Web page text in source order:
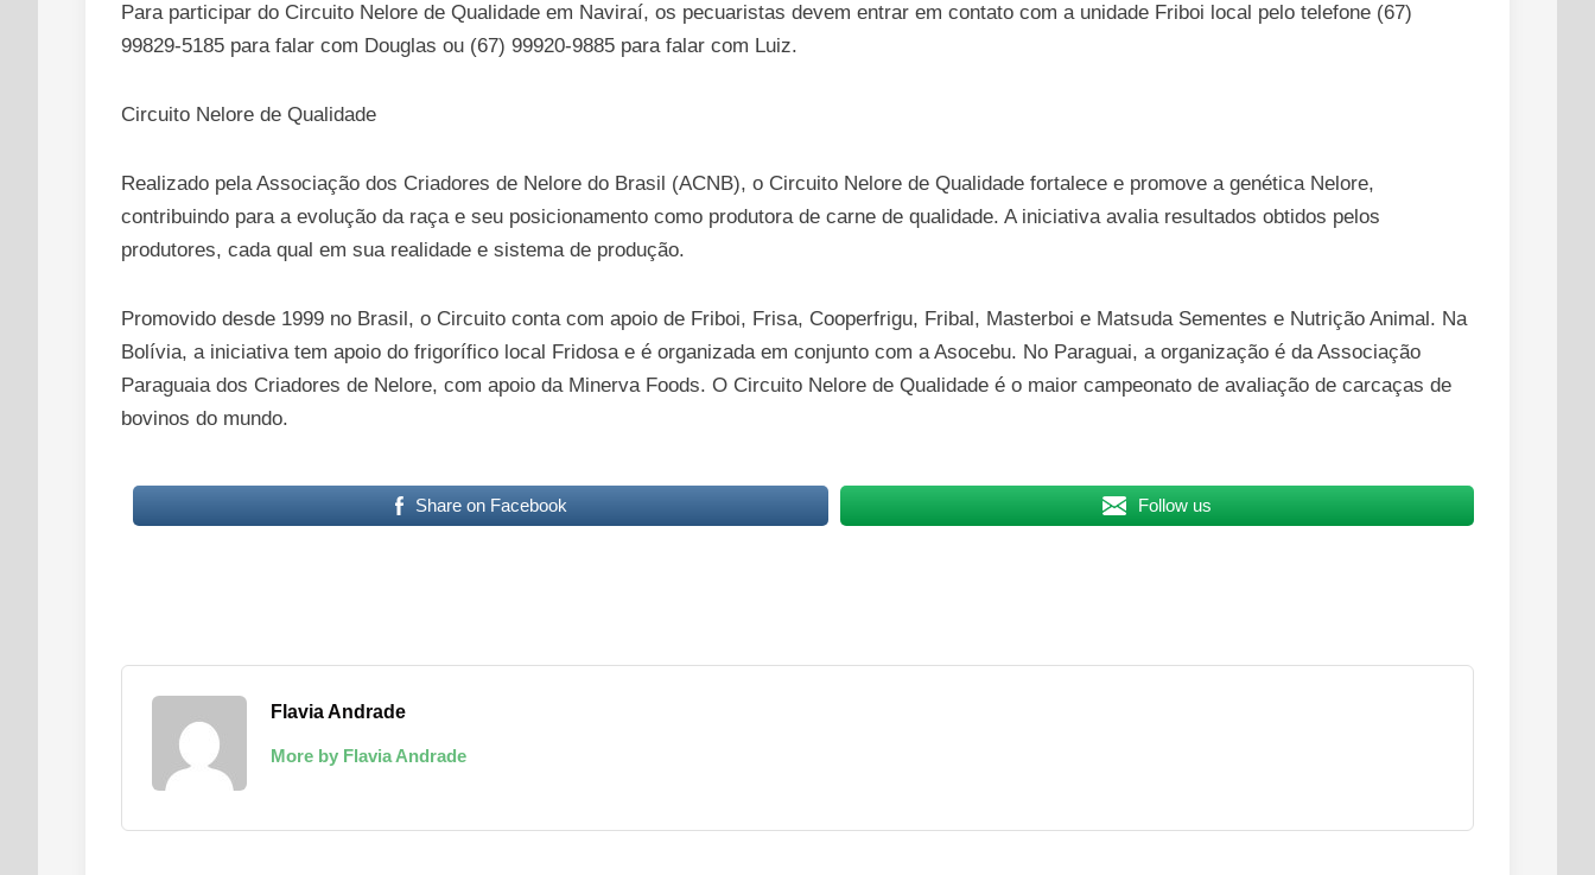
Para participar do Circuito Nelore de Qualidade em Naviraí, os pecuaristas devem entrar em contato com a unidade Friboi local pelo telefone (67)
99829-5185 para falar com Douglas ou (67) 99920-9885 para falar com Luiz.
Circuito Nelore de Qualidade
Realizado pela Associação dos Criadores de Nelore do Brasil (ACNB), o Circuito Nelore de Qualidade fortalece e promove a genética Nelore,
contribuindo para a evolução da raça e seu posicionamento como produtora de carne de qualidade. A iniciativa avalia resultados obtidos pelos
produtores, cada qual em sua realidade e sistema de produção.
Promovido desde 1999 no Brasil, o Circuito conta com apoio de Friboi, Frisa, Cooperfrigu, Fribal, Masterboi e Matsuda Sementes e Nutrição Animal. Na
Bolívia, a iniciativa tem apoio do frigorífico local Fridosa e é organizada em conjunto com a Asocebu. No Paraguai, a organização é da Associação
Paraguaia dos Criadores de Nelore, com apoio da Minerva Foods. O Circuito Nelore de Qualidade é o maior campeonato de avaliação de carcaças de
bovinos do mundo.
Share on Facebook Follow us
Flavia Andrade
More by Flavia Andrade